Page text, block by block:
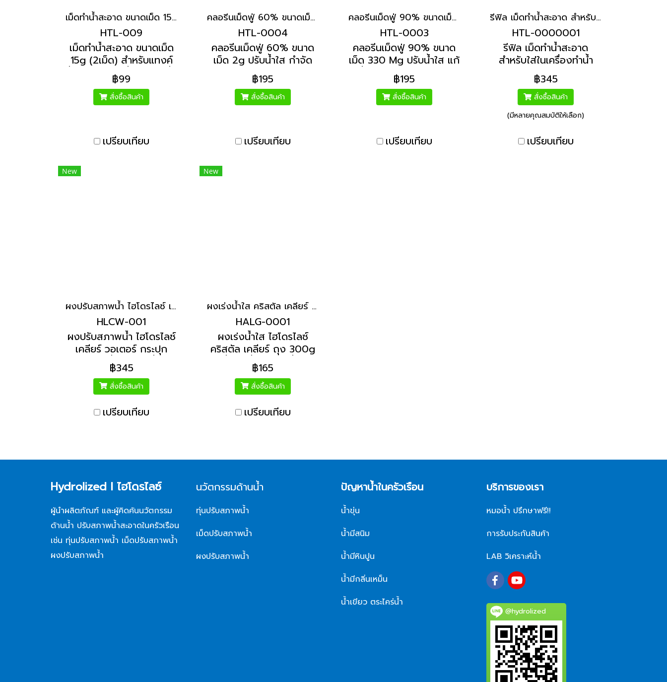
เม็ดทำน้ำสะอาด ขนาดเม็ด 15g (2เม็ด) | Hydrolized ไฮโดรไลซ์
HTL-009
เม็ดทำน้ำสะอาด ขนาดเม็ด
15g (2เม็ด) สำหรับแทงค์
น้ำ 1000 ลิตรขึ้นไป ปรับน้ำ
ใส ฆ่าเชื้อโรคแบคทีเรีย แก้
น้ำเขียว ลดกลิ่นเหม็น
฿99
สั่งซื้อสินค้า
เปรียบเทียบ
คลอรีนเม็ดฟู่ 60% ขนาดเม็ด 2g | Hydrolized ไฮโดรไลซ์
HTL-0004
คลอรีนเม็ดฟู่ 60% ขนาด
เม็ด 2g ปรับน้ำใส กำจัด
กลิ่นคาว ฆ่าเชื้อโรค
แบคทีเรีย กระปุก 100g
สำหรับถังน้ำใช้ ไม่เกิน 500
ลิตร ถังพักน้ำ ถังน้ำในบ้าน
฿195
สั่งซื้อสินค้า
เปรียบเทียบ
คลอรีนเม็ดฟู่ 90% ขนาดเม็ด 330 Mg | Hydrolized ไฮโดรไลซ์
HTL-0003
คลอรีนเม็ดฟู่ 90% ขนาด
เม็ด 330 Mg ปรับน้ำใส แก้
น้ำเขียว กำจัดกลิ่นคาว
กระปุก 100g สำหรับถังน้ำ
ใช้ ไม่เกิน 500 ลิตร ถัง
พักน้ำ ถังน้ำในบ้าน
฿195
สั่งซื้อสินค้า
เปรียบเทียบ
รีฟิล เม็ดทำน้ำสะอาด สำหรับใส่ในเครื่องทำน้ำสะอาด | Hydrolized ไฮโดรไลซ์
HTL-0000001
รีฟิล เม็ดทำน้ำสะอาด
สำหรับใส่ในเครื่องทำน้ำ
สะอาด ไม่ต้องติดตั้ง แค่
วางในน้ำ สำหรับ แทงก์น้ำ
ถังเก็บน้ำ ถังพักน้ำ 1000
ลิตร ขึ้นไป
฿345
สั่งซื้อสินค้า
(มีหลายคุณสมบัติให้เลือก)
เปรียบเทียบ
New
ผงปรับสภาพน้ำ ไฮโดรไลซ์ เคลียร์ วอเตอร์ กระปุก 150g | Hydrolized ไฮโดรไลซ์
HLCW-001
ผงปรับสภาพน้ำ ไฮโดรไลซ์
เคลียร์ วอเตอร์ กระปุก
150g ปรับน้ำใส ผสมน้ำอาบ
แก้แพ้น้ำ สำหรับถังน้ำ 60-
200 ลิตร
฿345
สั่งซื้อสินค้า
เปรียบเทียบ
New
ผงเร่งน้ำใส คริสตัล เคลียร์ ถุง 300g | Hydrolized ไฮโดรไลซ์
HALG-0001
ผงเร่งน้ำใส ไฮโดรไลซ์
คริสตัล เคลียร์ ถุง 300g
แก้น้ำขุ่น น้ำเหลือง น้ำเป็น
สนิม สำหรับน้ำใช้ในครัว
เรือน
฿165
สั่งซื้อสินค้า
เปรียบเทียบ
Hydrolized l ไฮโดรไลซ์
ผู้นำผลิตภัณฑ์ และผู้คิดค้นนวัตกรรม
ด้านน้ำ ปรับสภาพน้ำสะอาดในครัวเรือน
เช่น ทุ่นปรับสภาพน้ำ เม็ดปรับสภาพน้ำ
ผงปรับสภาพน้ำ
นวัตกรรมด้านน้ำ
ทุ่นปรับสภาพน้ำ
เม็ดปรับสภาพน้ำ
ผงปรับสภาพน้ำ
ปัญหาน้ำในครัวเรือน
น้ำขุ่น
น้ำมีสนิม
น้ำมีหินปูน
น้ำมีกลิ่นเหม็น
น้ำเขียว ตระไคร่น้ำ
บริการของเรา
หมอน้ำ ปรึกษาฟรี!!
การรับประกันสินค้า
LAB วิเคราะห์น้ำ
@hydrolized